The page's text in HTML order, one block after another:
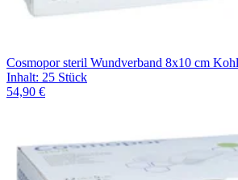
Cosmopor steril Wundverband 8x10 cm
Inhalt: 25 Stück
54,90 €